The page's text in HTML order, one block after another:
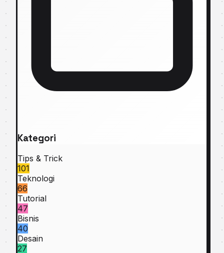
Kategori
Tips & Trick
101
Teknologi
66
Tutorial
47
Bisnis
40
Desain
27